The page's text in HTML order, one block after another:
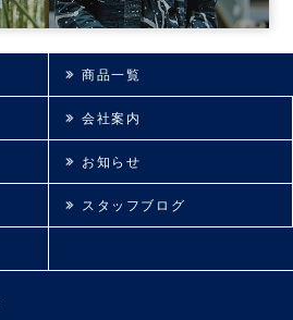
商品一覧
会社案内
お知らせ
スタッフブログ